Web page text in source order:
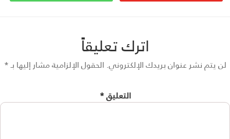
اترك تعليقاً
يتم نشر عنوان بريدك الإلكتروني. الحقول الإلزامية مشار إليها بـ*
التعليق*